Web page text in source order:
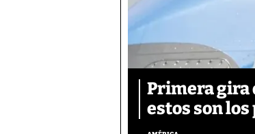
Primera gira
estos son